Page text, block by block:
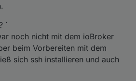
`
noch nicht mit dem ioBroker
beim Vorbereiten mit dem
sich ssh installieren und auch